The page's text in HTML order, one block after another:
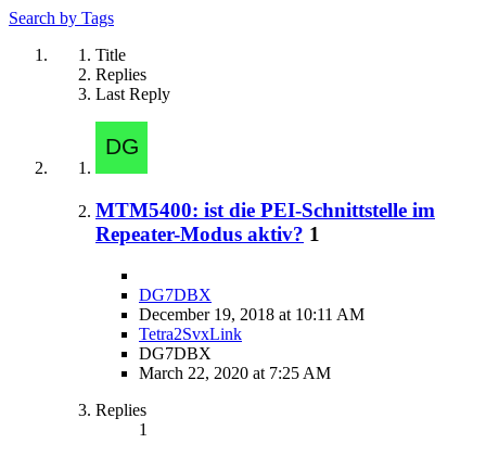
Search by Tags
Title
Replies
Last Reply
MTM5400: ist die PEI-Schnittstelle im
Repeater-Modus aktiv? 1
DG7DBX
December 19, 2018 at 10:11 AM
Tetra2SvxLink
DG7DBX
March 22, 2020 at 7:25 AM
Replies
1